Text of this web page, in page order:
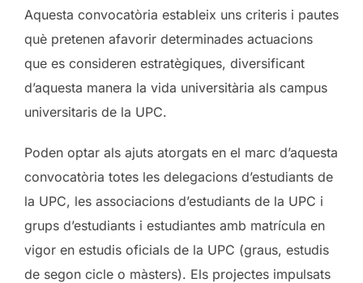
Aquesta convocatòria estableix uns criteris i pautes
què pretenen afavorir determinades actuacions
que es consideren estratègiques, diversificant
d’aquesta manera la vida universitària als campus
universitaris de la UPC.
Poden optar als ajuts atorgats en el marc d’aquesta
convocatòria totes les delegacions d’estudiants de
la UPC, les associacions d’estudiants de la UPC i
grups d’estudiants i estudiantes amb matrícula en
vigor en estudis oficials de la UPC (graus, estudis
de segon cicle o màsters). Els projectes impulsats